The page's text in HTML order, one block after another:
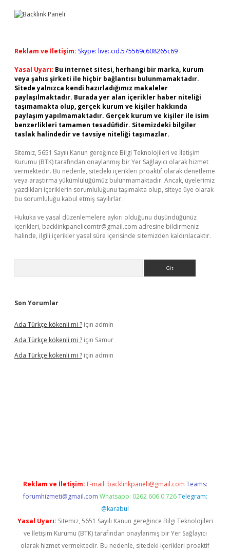
Reklam ve İletişim: Skype: live:.cid.575569c608265c69
Yasal Uyarı: Bu internet sitesi, herhangi bir marka, kurum
veya şahıs şirketi ile hiçbir bağlantısı bulunmamaktadır.
Sitede yalnızca kendi hazırladığımız makaleler
paylaşılmaktadır. Burada yer alan içerikler haber niteliği
taşımamakta olup, gerçek kurum ve kişiler hakkında
paylaşım yapılmamaktadır. Gerçek kurum ve kişiler ile isim
benzerlikleri tamamen tesadüfidir. Sitemizdeki bilgiler
taslak halindedir ve tavsiye niteliği taşımazlar.
Sitemiz, 5651 Sayılı Kanun gereğince Bilgi Teknolojileri ve İletişim
Kurumu (BTK) tarafından onaylanmış bir Yer Sağlayıcı olarak hizmet
vermektedir. Bu nedenle, sitedeki içerikleri proaktif olarak denetleme
veya araştırma yükümlülüğümüz bulunmamaktadır. Ancak, üyelerimiz
yazdıkları içeriklerin sorumluluğunu taşımakta olup, siteye üye olarak
bu sorumluluğu kabul etmiş sayılırlar.
Hukuka ve yasal düzenlemelere aykırı olduğunu düşündüğünüz
içerikleri, backlinkpanelicomtr@gmail.com adresine bildirmeniz
halinde, ilgili içerikler yasal süre içerisinde sitemizden kaldırılacaktır.
Son Yorumlar
Ada Türkçe kökenli mi ? için admin
Ada Türkçe kökenli mi ? için Samur
Ada Türkçe kökenli mi ? için admin
Reklam ve İletişim: E-mail: backlinkpaneli@gmail.com Teams:
forumhizmeti@gmail.com Whatsapp: 0262 606 0 726 Telegram:
@karabul
Yasal Uyarı: Sitemiz, 5651 Sayılı Kanun gereğince Bilgi Teknolojileri
ve İletişim Kurumu (BTK) tarafından onaylanmış bir Yer Sağlayıcı
olarak hizmet vermektedir. Bu nedenle, sitedeki içerikleri proaktif